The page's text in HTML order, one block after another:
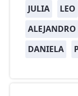
JULIA LEO
ALEJANDRO
DANIELA